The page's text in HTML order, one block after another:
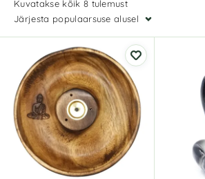
Kuvatakse kõik 8 tulemust
Järjesta populaarsuse alusel